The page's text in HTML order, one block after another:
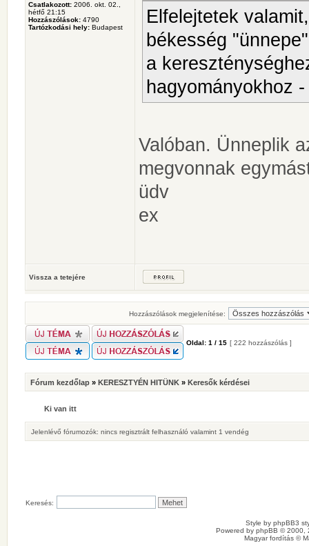
Csatlakozott: 2006. okt. 02.,
hétfő 21:15
Hozzászólások: 4790
Tartózkodási hely: Budapest
Elfelejtetek
békesség
a
hagyományokhoz
Valóban. Ünneplik
megvonnak
üdv
ex
Vissza a tetejére
Hozzászólások megjelenítése:
Oldal: 1 / 15 [ 222 hozzászólás ]
Fórum kezdőlap » KERESZTYÉN HITÜNK » Keresők kérdései
Ki van itt
Jelenlévő fórumozók: nincs regisztrált felhasználó valamint 1 vendég
Keresés:
Style by phpBB3
Powered by phpBB © 2000,
Magyar fordítás ©